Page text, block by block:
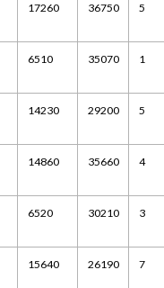
17260 36750 5
6510 35070 1
14230 29200 5
14860 35660 4
6520 30210 3
15640 26190 7